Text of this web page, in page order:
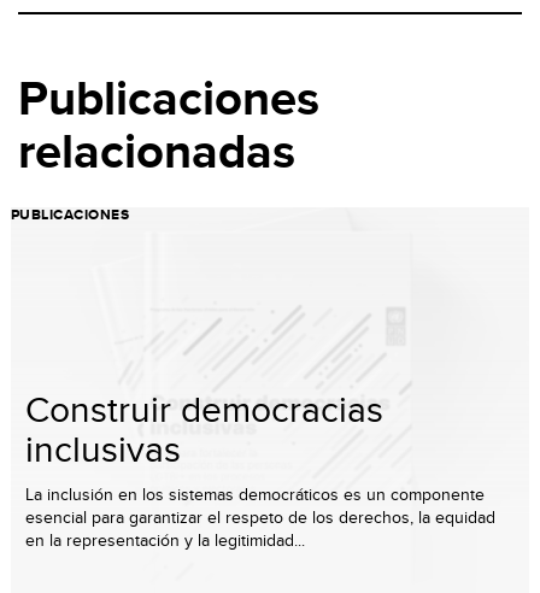
Publicaciones
relacionadas
PUBLICACIONES
Construir democracias
inclusivas
La inclusión en los sistemas democráticos es un componente
esencial para garantizar el respeto de los derechos, la equidad
en la representación y la legitimidad...